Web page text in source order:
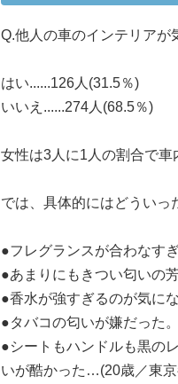
Q.他人の車のインテリアが
はい......126人(31.5％)
いいえ......274人(68.5％)
女性は3人に1人の割合で車
では、具体的にはどういっ
●フレグランスが合わなす
●あまりにもきつい匂いの
●香水が強すぎるのが気に
●タバコの匂いが嫌だった
●シートもハンドルも黒の
いが酷かった…(20歳／東